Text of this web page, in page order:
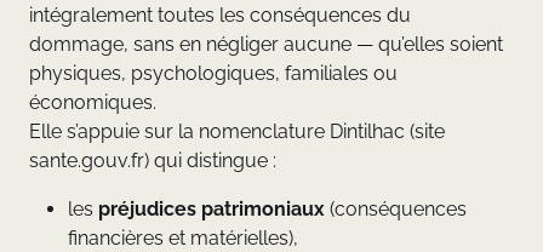
intégralement toutes les conséquences du
dommage, sans en négliger aucune — qu’elles soient
physiques, psychologiques, familiales ou
économiques.
Elle s’appuie sur la nomenclature Dintilhac (site
sante.gouv.fr) qui distingue :
les préjudices patrimoniaux (conséquences
financières et matérielles),